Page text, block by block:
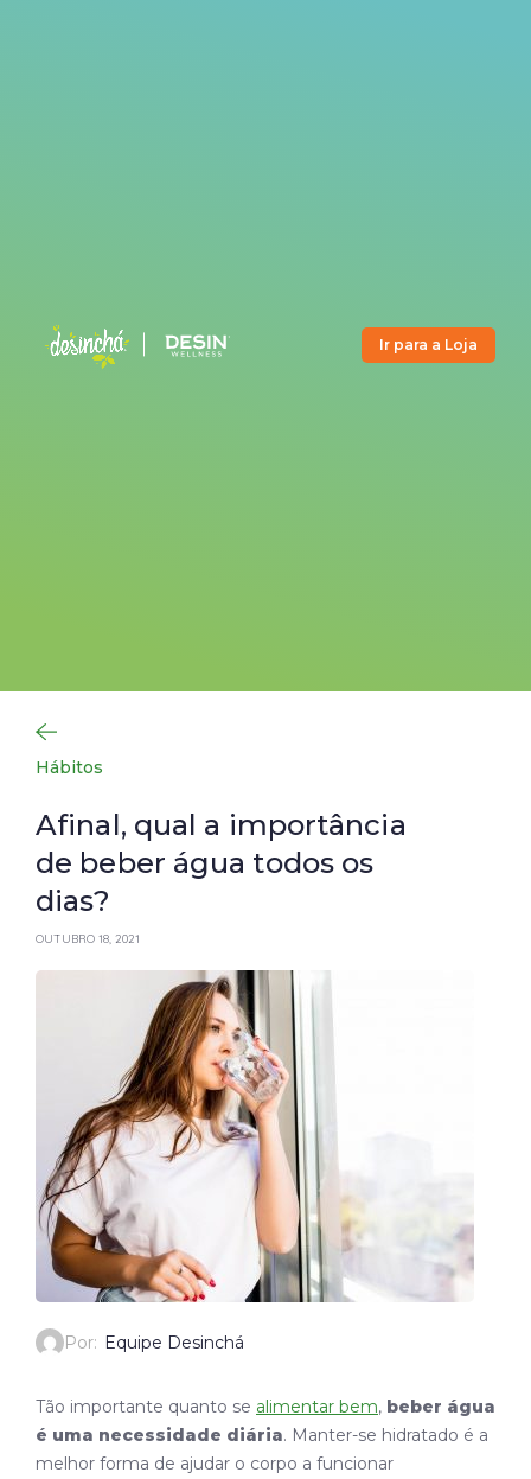
Ir para a Loja
Hábitos
Afinal, qual a importância
de beber água todos os
dias?
OUTUBRO 18, 2021
Por: Equipe Desinchá
Tão importante quanto se alimentar bem, beber água
é uma necessidade diária. Manter-se hidratado é a
melhor forma de ajudar o corpo a funcionar